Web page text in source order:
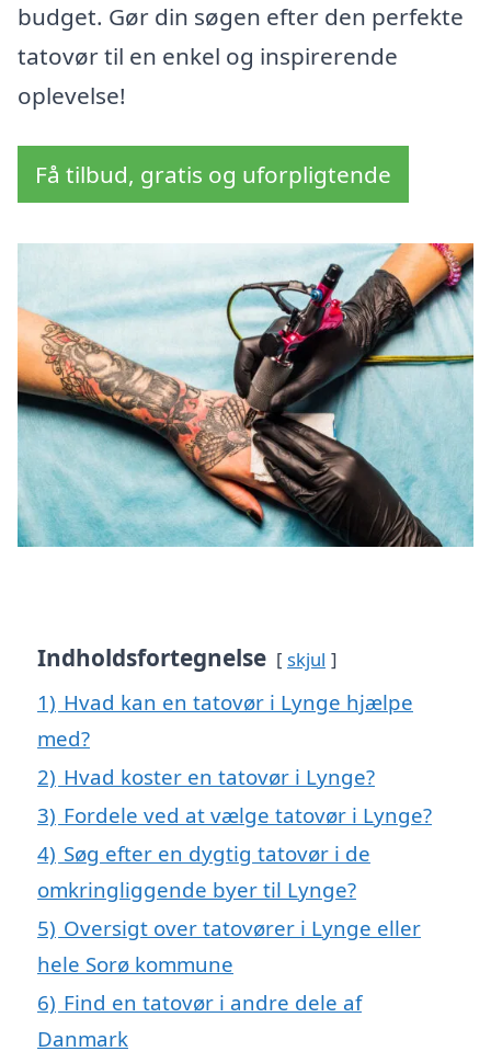
budget. Gør din søgen efter den perfekte
tatovør til en enkel og inspirerende
oplevelse!
Få tilbud, gratis og uforpligtende
Indholdsfortegnelse skjul
1) Hvad kan en tatovør i Lynge hjælpe
med?
2) Hvad koster en tatovør i Lynge?
3) Fordele ved at vælge tatovør i Lynge?
4) Søg efter en dygtig tatovør i de
omkringliggende byer til Lynge?
5) Oversigt over tatovører i Lynge eller
hele Sorø kommune
6) Find en tatovør i andre dele af
Danmark